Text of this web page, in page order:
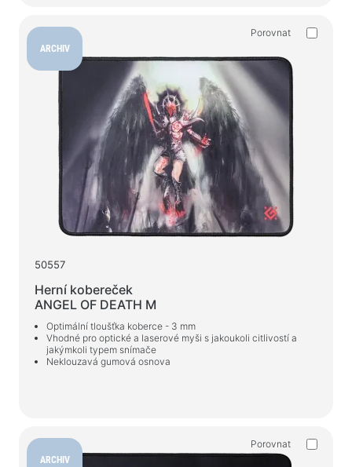
ARCHIV
Porovnat
50557
Herní kobereček
ANGEL OF DEATH M
Optimální tloušťka koberce - 3 mm
Vhodné pro optické a laserové myši s jakoukoli citlivostí a
jakýmkoli typem snímače
Neklouzavá gumová osnova
ARCHIV
Porovnat